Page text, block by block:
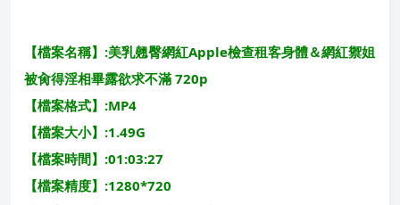
【檔案名稱】:美乳翹臀網紅Apple檢查租客身體＆網紅禦姐
被肏得淫相畢露欲求不滿 720p
【檔案格式】:MP4
【檔案大小】:1.49G
【檔案時間】:01:03:27
【檔案精度】:1280*720